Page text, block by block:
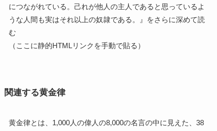
につながれている。己れが他人の主人であると思っているよ
うな人間も実はそれ以上の奴隷である。』をさらに深めて読
む
（ここに静的HTMLリンクを手動で貼る）
関連する黄金律
黄金律とは、1,000人の偉人の8,000の名言の中に見えた、38